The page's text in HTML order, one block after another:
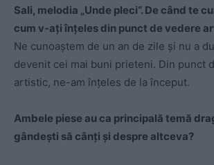
Sali, melodia „Unde pleci“. De când te
cum v-aţi înţeles din punct de vedere
Ne cunoaștem de un an de zile și nu a
devenit cei mai buni prieteni. Din punct
artistic, ne-am înțeles de la început.
Ambele piese au ca principală temă
gândeşti să cânţi şi despre altceva?